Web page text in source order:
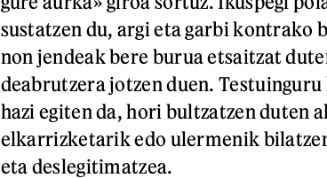
sustatzen du, argi eta garbi kontrako
non jendeak bere burua etsaitzat
deabrutzera jotzen duen.
hazi egiten da, hori bultzatzen duten
elkarrizketarik edo ulermenik
eta deslegitimatzea.